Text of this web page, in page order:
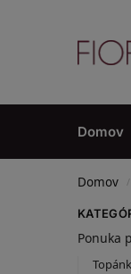
Domov
Domov /
Ponuka